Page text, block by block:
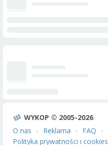
WYKOP © 2005-2026
O nas
Reklama FAQ
Polityka prywatności i cookies